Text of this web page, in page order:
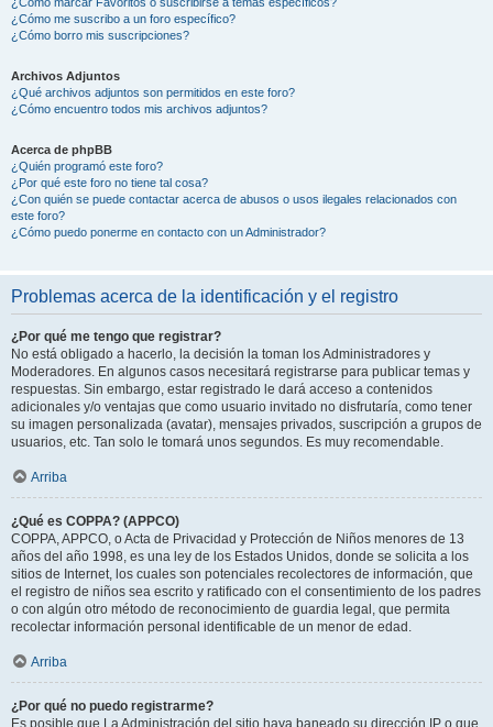
¿Cómo me suscribo a un foro específico?
¿Cómo borro mis suscripciones?
Archivos Adjuntos
¿Qué archivos adjuntos son permitidos en este foro?
¿Cómo encuentro todos mis archivos adjuntos?
Acerca de phpBB
¿Quién programó este foro?
¿Por qué este foro no tiene tal cosa?
¿Con quién se puede contactar acerca de abusos o usos ilegales relacionados con
este foro?
¿Cómo puedo ponerme en contacto con un Administrador?
Problemas acerca de la identificación y el registro
¿Por qué me tengo que registrar?
No está obligado a hacerlo, la decisión la toman los Administradores y
Moderadores. En algunos casos necesitará registrarse para publicar temas y
respuestas. Sin embargo, estar registrado le dará acceso a contenidos
adicionales y/o ventajas que como usuario invitado no disfrutaría, como tener
su imagen personalizada (avatar), mensajes privados, suscripción a grupos de
usuarios, etc. Tan solo le tomará unos segundos. Es muy recomendable.
Arriba
¿Qué es COPPA? (APPCO)
COPPA, APPCO, o Acta de Privacidad y Protección de Niños menores de 13
años del año 1998, es una ley de los Estados Unidos, donde se solicita a los
sitios de Internet, los cuales son potenciales recolectores de información, que
el registro de niños sea escrito y ratificado con el consentimiento de los padres
o con algún otro método de reconocimiento de guardia legal, que permita
recolectar información personal identificable de un menor de edad.
Arriba
¿Por qué no puedo registrarme?
Es posible que La Administración del sitio haya baneado su dirección IP o que